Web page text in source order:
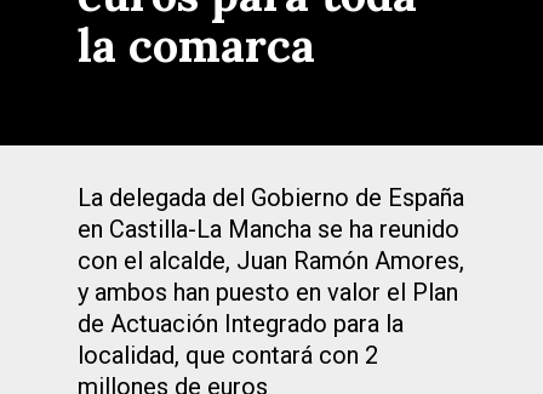
la comarca
La delegada del Gobierno de España
en Castilla-La Mancha se ha reunido
con el alcalde, Juan Ramón Amores,
y ambos han puesto en valor el Plan
de Actuación Integrado para la
localidad, que contará con 2
millones de euros